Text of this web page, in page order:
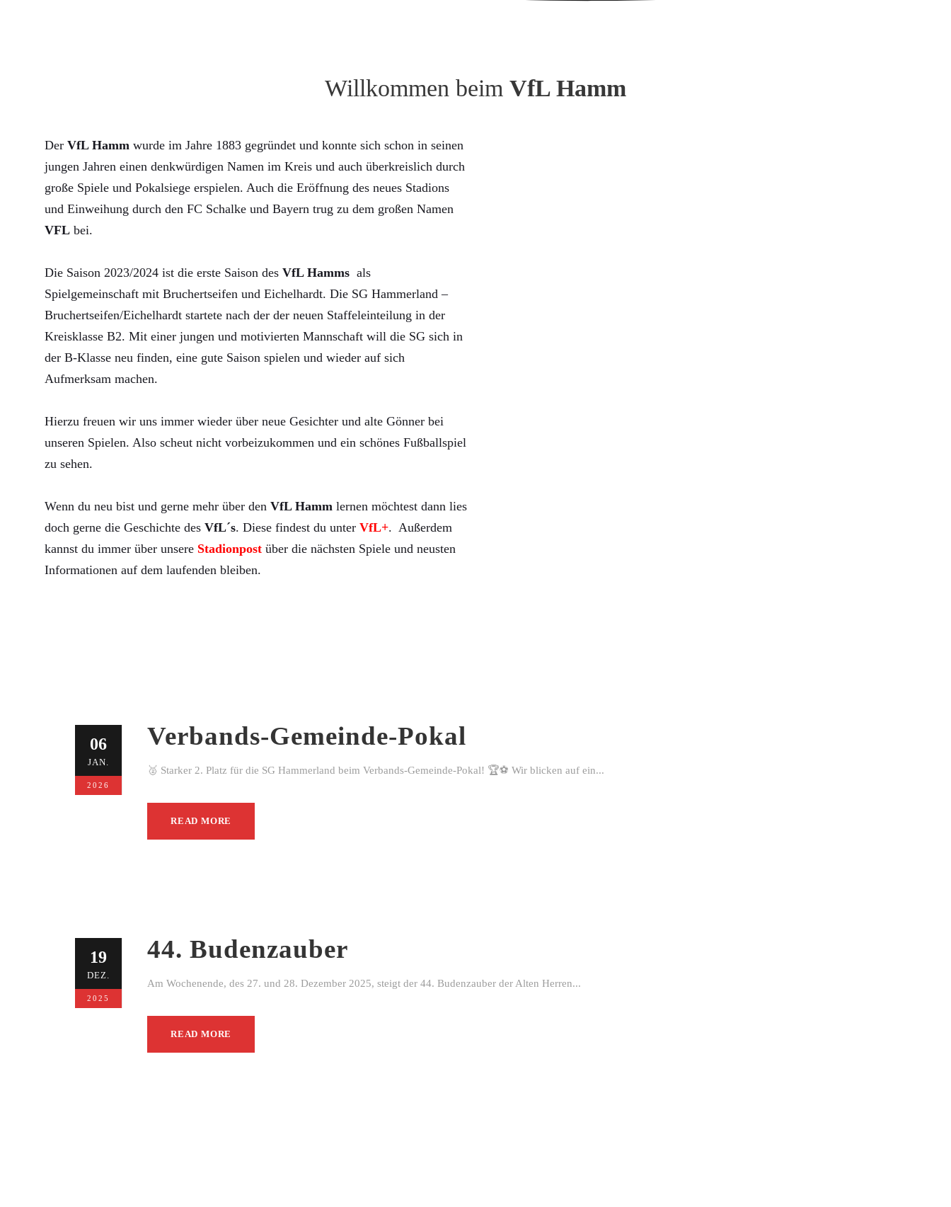
Willkommen beim VfL Hamm
Der VfL Hamm wurde im Jahre 1883 gegründet und konnte sich schon in seinen
jungen Jahren einen denkwürdigen Namen im Kreis und auch überkreislich durch
große Spiele und Pokalsiege erspielen. Auch die Eröffnung des neues Stadions
und Einweihung durch den FC Schalke und Bayern trug zu dem großen Namen
VFL bei.
Die Saison 2023/2024 ist die erste Saison des VfL Hamms als
Spielgemeinschaft mit Bruchertseifen und Eichelhardt. Die SG Hammerland –
Bruchertseifen/Eichelhardt startete nach der der neuen Staffeleinteilung in der
Kreisklasse B2. Mit einer jungen und motivierten Mannschaft will die SG sich in
der B-Klasse neu finden, eine gute Saison spielen und wieder auf sich
Aufmerksam machen.
Hierzu freuen wir uns immer wieder über neue Gesichter und alte Gönner bei
unseren Spielen. Also scheut nicht vorbeizukommen und ein schönes Fußballspiel
zu sehen.
Wenn du neu bist und gerne mehr über den VfL Hamm lernen möchtest dann lies
doch gerne die Geschichte des VfL´s. Diese findest du unter VfL+. Außerdem
kannst du immer über unsere Stadionpost über die nächsten Spiele und neusten
Informationen auf dem laufenden bleiben.
06
JAN.
2026
Verbands-Gemeinde-Pokal
🥈 Starker 2. Platz für die SG Hammerland beim Verbands-Gemeinde-Pokal! 🏆⚽ Wir blicken auf ein...
READ MORE
19
DEZ.
2025
44. Budenzauber
Am Wochenende, des 27. und 28. Dezember 2025, steigt der 44. Budenzauber der Alten Herren...
READ MORE